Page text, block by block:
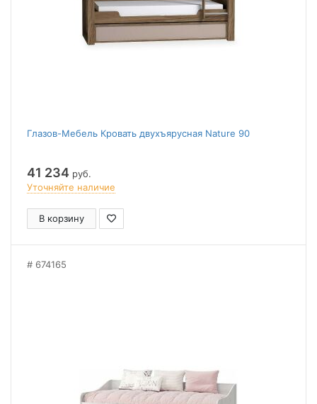
Глазов-Мебель Кровать двухъярусная Nature 90
41 234 руб.
Уточняйте наличие
В корзину
674165